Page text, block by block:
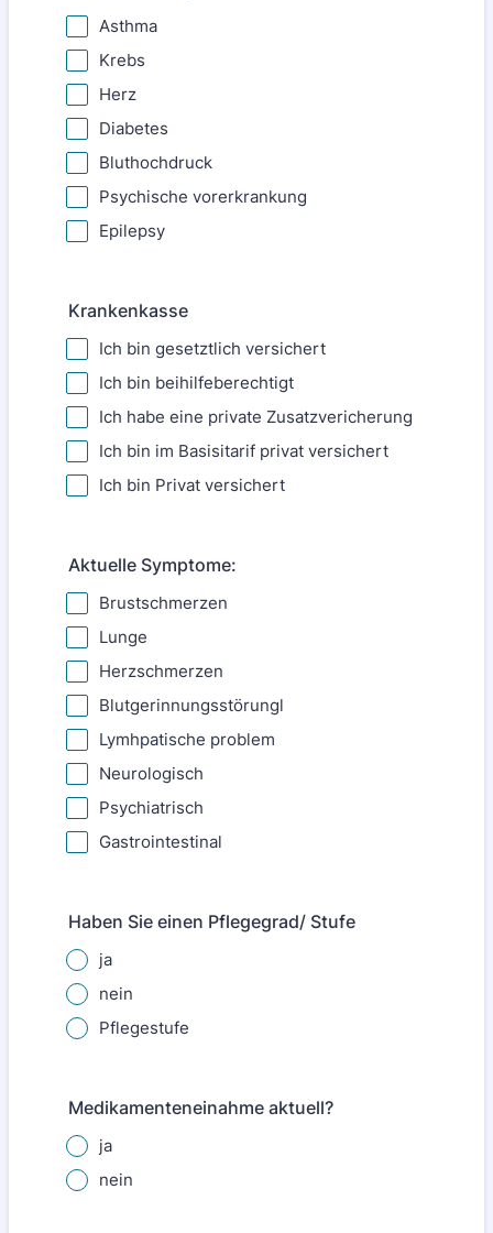
Asthma
Krebs
Herz
Diabetes
Bluthochdruck
Psychische vorerkrankung
Epilepsy
Krankenkasse
Ich bin gesetztlich versichert
Ich bin beihilfeberechtigt
Ich habe eine private Zusatzvericherung
Ich bin im Basisitarif privat versichert
Ich bin Privat versichert
Aktuelle Symptome:
Brustschmerzen
Lunge
Herzschmerzen
Blutgerinnungsstörungl
Lymhpatische problem
Neurologisch
Psychiatrisch
Gastrointestinal
Haben Sie einen Pflegegrad/ Stufe
ja
nein
Pflegestufe
Medikamenteneinahme aktuell?
ja
nein